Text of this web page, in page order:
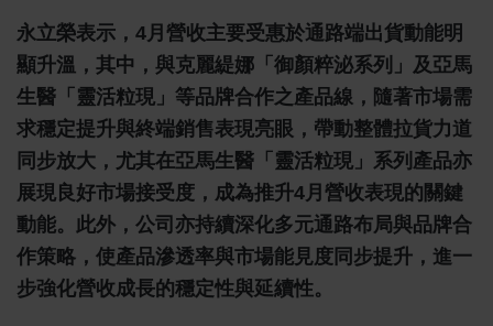
永立榮表示，4月營收主要受惠於通路端出貨動能明
顯升溫，其中，與克麗緹娜「御顏粹泌系列」及亞馬
生醫「靈活粒現」等品牌合作之產品線，隨著市場需
求穩定提升與終端銷售表現亮眼，帶動整體拉貨力道
同步放大，尤其在亞馬生醫「靈活粒現」系列產品亦
展現良好市場接受度，成為推升4月營收表現的關鍵
動能。此外，公司亦持續深化多元通路布局與品牌合
作策略，使產品滲透率與市場能見度同步提升，進一
步強化營收成長的穩定性與延續性。